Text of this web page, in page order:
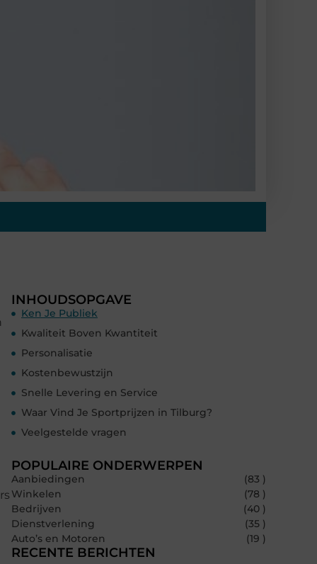
INHOUDSOPGAVE
Ken Je Publiek
Kwaliteit Boven Kwantiteit
Personalisatie
Kostenbewustzijn
Snelle Levering en Service
Waar Vind Je Sportprijzen in Tilburg?
Veelgestelde vragen
POPULAIRE ONDERWERPEN
Aanbiedingen
(83 )
Winkelen
(78 )
Bedrijven
(40 )
Dienstverlening
(35 )
Auto’s en Motoren
(19 )
RECENTE BERICHTEN